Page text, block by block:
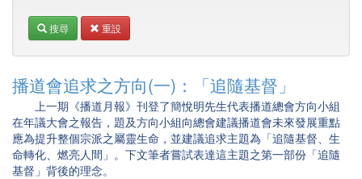
搜尋 重設
播道會追求之方向(一)：「追隨基督」
上一期《播道月報》刊登了簡悅明先生代表播道總會方向小組
在年議大會之報告，題及方向小組向總會建議播道會未來發展重點
應為提升整個宗派之屬靈生命，並建議追求主題為「追隨基督、生
命轉化、燃亮人間」。下文筆者嘗試表達這主題之第一部份「追隨
基督」背後的理念。